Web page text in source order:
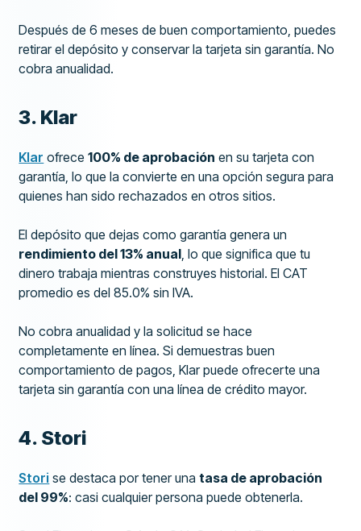
Después de 6 meses de buen comportamiento, puedes
retirar el depósito y conservar la tarjeta sin garantía. No
cobra anualidad.
3. Klar
Klar ofrece100% de aprobación en su tarjeta con
garantía, lo que la convierte en una opción segura para
quienes han sido rechazados en otros sitios.
El depósito que dejas como garantía genera un
rendimiento del 13% anual , lo que significa que tu
dinero trabaja mientras construyes historial. El CAT
promedio es del 85.0% sin IVA.
No cobra anualidad y la solicitud se hace
completamente en línea. Si demuestras buen
comportamiento de pagos, Klar puede ofrecerte una
tarjeta sin garantía con una línea de crédito mayor.
4. Stori
Stori se destaca por tener unatasa de aprobación
del 99%: casi cualquier persona puede obtenerla.